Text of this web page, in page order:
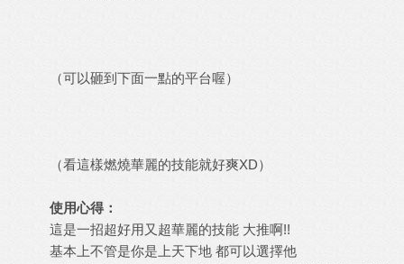
（可以砸到下面一點的平台喔）
（看這樣燃燒華麗的技能就好爽XD）
使用心得：
這是一招超好用又超華麗的技能 大推啊!!
基本上不管是你是上天下地 都可以選擇他